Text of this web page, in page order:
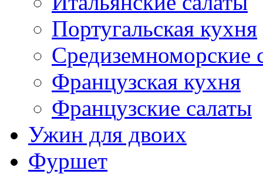
Португальская кухня
Средиземноморские
Французская кухня
Французские салаты
Ужин для двоих
Фуршет